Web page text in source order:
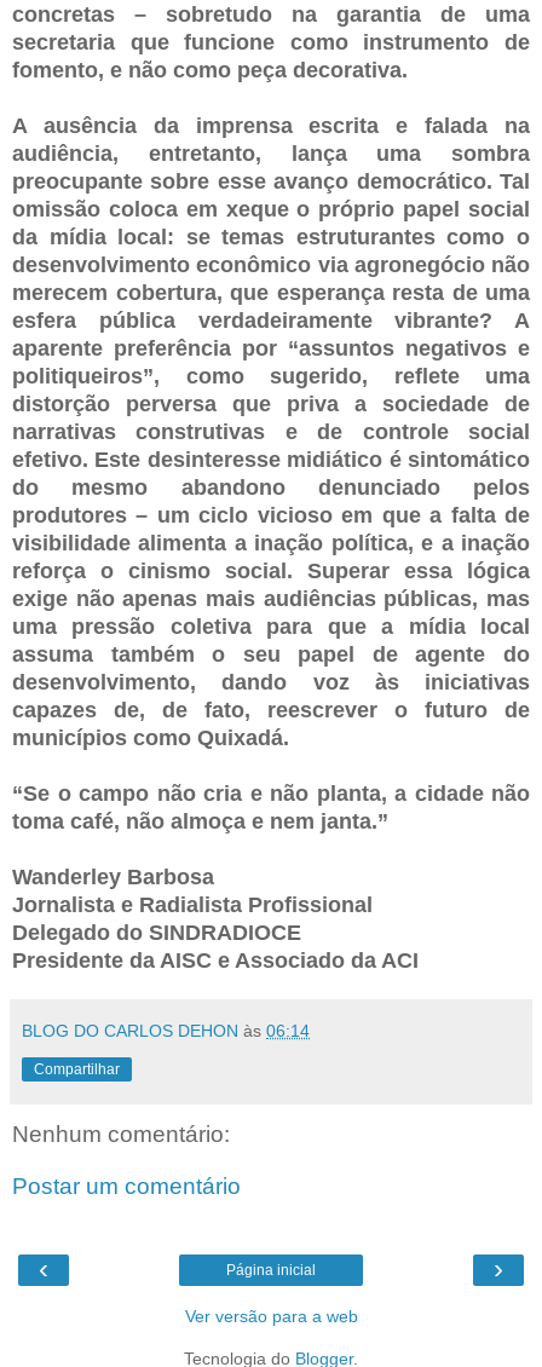
concretas – sobretudo na garantia de uma
secretaria que funcione como instrumento de
fomento, e não como peça decorativa.
A ausência da imprensa escrita e falada na
audiência, entretanto, lança uma sombra
preocupante sobre esse avanço democrático. Tal
omissão coloca em xeque o próprio papel social
da mídia local: se temas estruturantes como o
desenvolvimento econômico via agronegócio não
merecem cobertura, que esperança resta de uma
esfera pública verdadeiramente vibrante? A
aparente preferência por “assuntos negativos e
politiqueiros”, como sugerido, reflete uma
distorção perversa que priva a sociedade de
narrativas construtivas e de controle social
efetivo. Este desinteresse midiático é sintomático
do mesmo abandono denunciado pelos
produtores – um ciclo vicioso em que a falta de
visibilidade alimenta a inação política, e a inação
reforça o cinismo social. Superar essa lógica
exige não apenas mais audiências públicas, mas
uma pressão coletiva para que a mídia local
assuma também o seu papel de agente do
desenvolvimento, dando voz às iniciativas
capazes de, de fato, reescrever o futuro de
municípios como Quixadá.
“Se o campo não cria e não planta, a cidade não
toma café, não almoça e nem janta.”
Wanderley Barbosa
Jornalista e Radialista Profissional
Delegado do SINDRADIOCE
Presidente da AISC e Associado da ACI
BLOG DO CARLOS DEHON às 06:14
Compartilhar
Nenhum comentário:
Postar um comentário
‹ ›
Página inicial
Ver versão para a web
Tecnologia do Blogger.